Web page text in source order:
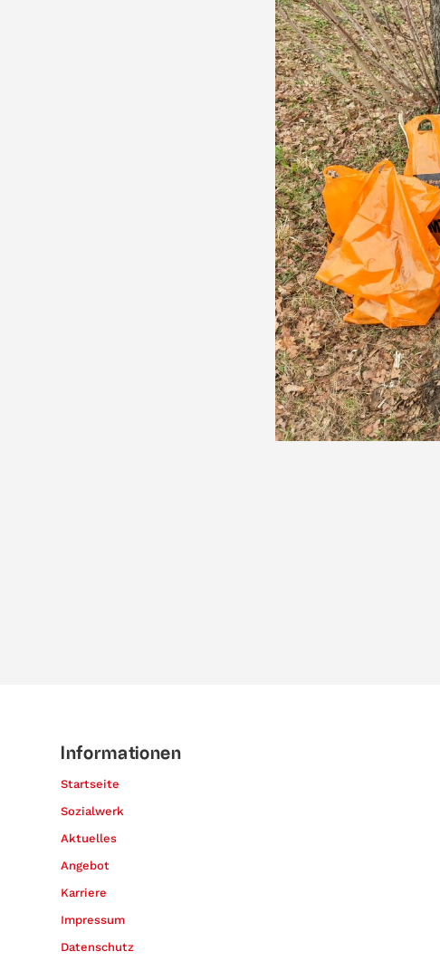
Informationen
Startseite
Sozialwerk
Aktuelles
Angebot
Karriere
Impressum
Datenschutz